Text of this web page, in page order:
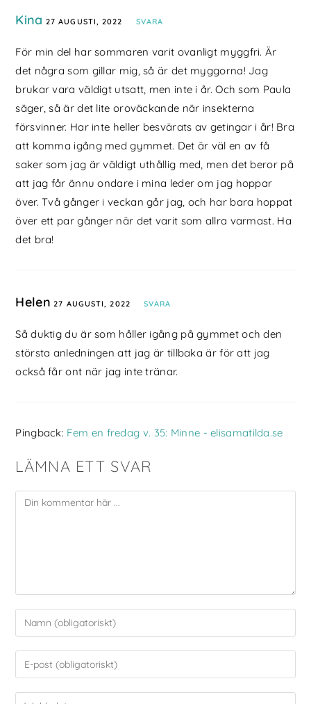
Kina 27 AUGUSTI, 2022 SVARA
För min del har sommaren varit ovanligt myggfri. Är
det några som gillar mig, så är det myggorna! Jag
brukar vara väldigt utsatt, men inte i år. Och som Paula
säger, så är det lite oroväckande när insekterna
försvinner. Har inte heller besvärats av getingar i år! Bra
att komma igång med gymmet. Det är väl en av få
saker som jag är väldigt uthållig med, men det beror på
att jag får ännu ondare i mina leder om jag hoppar
över. Två gånger i veckan går jag, och har bara hoppat
över ett par gånger när det varit som allra varmast. Ha
det bra!
Helen 27 AUGUSTI, 2022 SVARA
Så duktig du är som håller igång på gymmet och den
största anledningen att jag är tillbaka är för att jag
också får ont när jag inte tränar.
Pingback: Fem en fredag v. 35: Minne - elisamatilda.se
LÄMNA ETT SVAR